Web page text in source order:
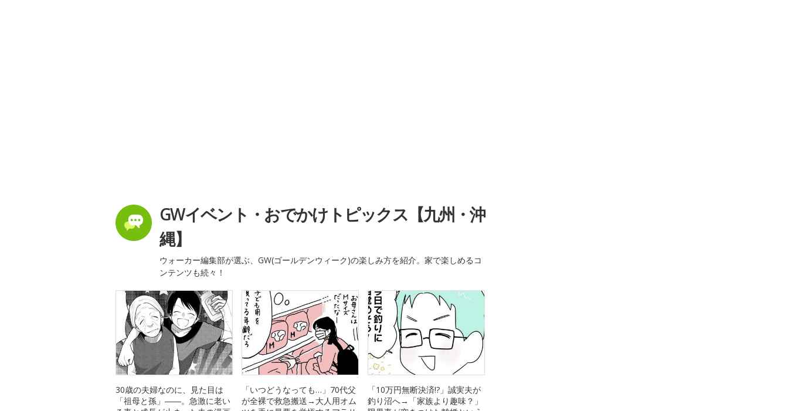
GWイベント・おでかけトピックス【九州・沖
縄】
ウォーカー編集部が選ぶ、GW(ゴールデンウィーク)の楽しみ方を紹介。家で楽しめるコ
ンテンツも続々！
30歳の夫婦なのに、見た目は
「祖母と孫」――。急激に老い
「いつどうなっても…」70代父
が全裸で救急搬送→大人用オム
「10万円無断決済!?」誠実夫が
釣り沼へ→「家族より趣味？」